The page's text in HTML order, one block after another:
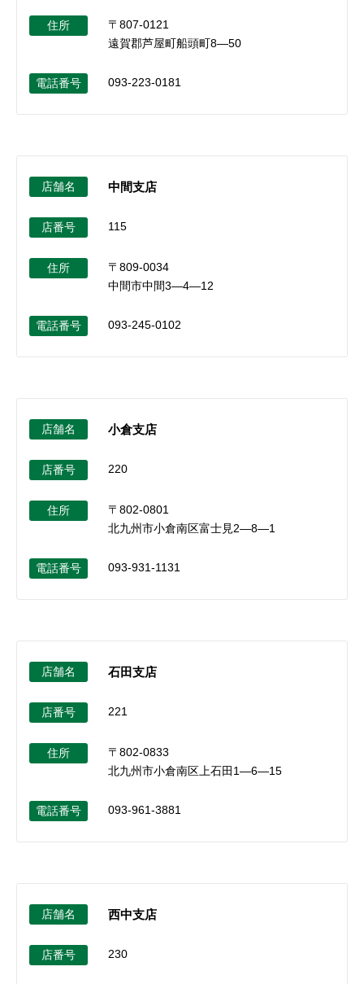
住所
〒807-0121
遠賀郡芦屋町船頭町8―50
電話番号 093-223-0181
店舗名 中間支店
店番号 115
住所
〒809-0034
中間市中間3―4―12
電話番号 093-245-0102
店舗名 小倉支店
店番号 220
住所
〒802-0801
北九州市小倉南区富士見2―8―1
電話番号 093-931-1131
店舗名 石田支店
店番号 221
住所
〒802-0833
北九州市小倉南区上石田1―6―15
電話番号 093-961-3881
店舗名 西中支店
店番号 230